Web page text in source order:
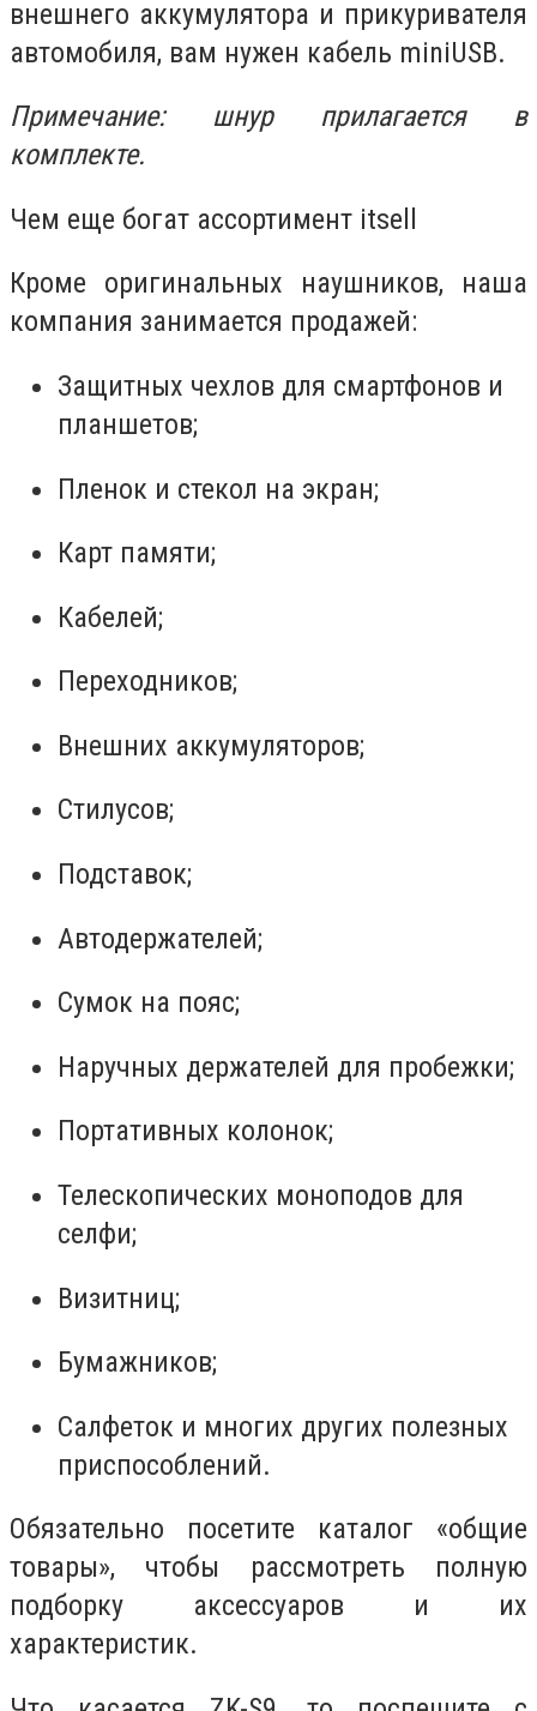
внешнего аккумулятора и прикуривателя
автомобиля, вам нужен кабель miniUSB.
Примечание: шнур прилагается в
комплекте.
Чем еще богат ассортимент itsell
Кроме оригинальных наушников, наша
компания занимается продажей:
Защитных чехлов для смартфонов и
планшетов;
Пленок и стекол на экран;
Карт памяти;
Кабелей;
Переходников;
Внешних аккумуляторов;
Стилусов;
Подставок;
Автодержателей;
Сумок на пояс;
Наручных держателей для пробежки;
Портативных колонок;
Телескопических моноподов для
селфи;
Визитниц;
Бумажников;
Салфеток и многих других полезных
приспособлений.
Обязательно посетите каталог «общие
товары», чтобы рассмотреть полную
подборку аксессуаров и их
характеристик.